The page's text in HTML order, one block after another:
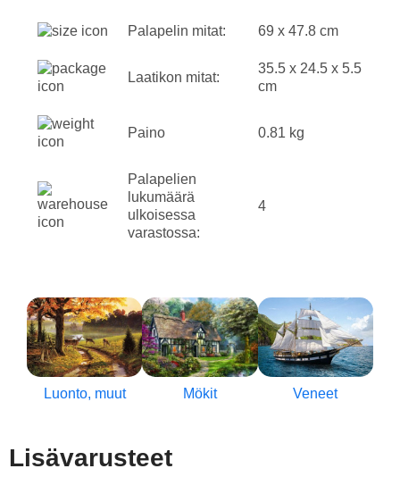
Palapelin mitat: 69 x 47.8 cm
Laatikon mitat:
35.5 x 24.5 x 5.5
cm
Paino 0.81 kg
Palapelien
lukumäärä
ulkoisessa
varastossa:
4
Luonto, muut Mökit Veneet
Lisävarusteet